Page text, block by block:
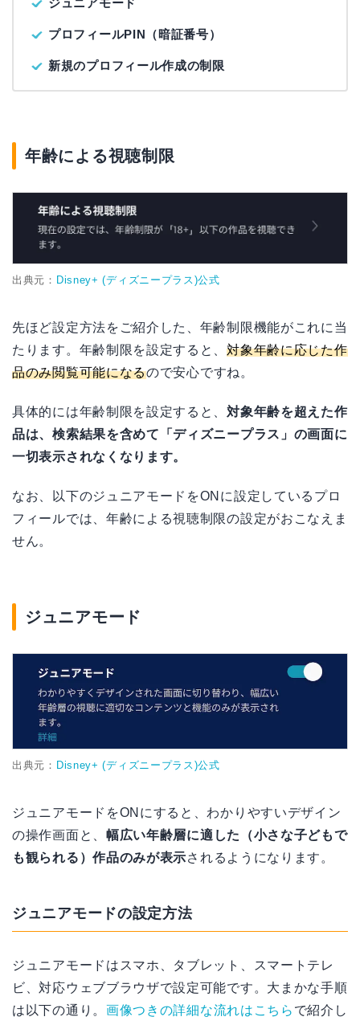
ジュニアモード
プロフィールPIN（暗証番号）
新規のプロフィール作成の制限
年齢による視聴制限
出典元： Disney+ (ディズニープラス)公式
先ほど設定方法をご紹介した、年齢制限機能がこれに当
たります。年齢制限を設定すると、対象年齢に応じた作
品のみ閲覧可能になるので安心ですね。
具体的には年齢制限を設定すると、対象年齢を超えた作
品は、検索結果を含めて「ディズニープラス」の画面に
一切表示されなくなります。
なお、以下のジュニアモードをONに設定しているプロ
フィールでは、年齢による視聴制限の設定がおこなえま
せん。
ジュニアモード
出典元： Disney+ (ディズニープラス)公式
ジュニアモードをONにすると、わかりやすいデザイン
の操作画面と、 幅広い年齢層に適した（小さな子どもで
も観られる）作品のみが表示されるようになります。
ジュニアモードの設定方法
ジュニアモードはスマホ、タブレット、スマートテレ
ビ、対応ウェブブラウザで設定可能です。大まかな手順
は以下の通り。 画像つきの詳細な流れはこちら で紹介し